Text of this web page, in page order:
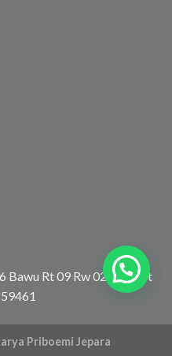
Bawu Rt 09 Rw 02 Batealit
Priboemi Jepara